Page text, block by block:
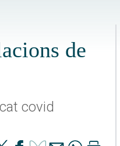
de
covid